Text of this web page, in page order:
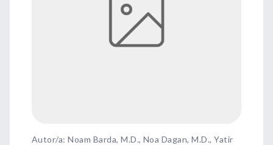
Autor/a: Noam Barda, M.D., Noa Dagan, M.D., Yatir